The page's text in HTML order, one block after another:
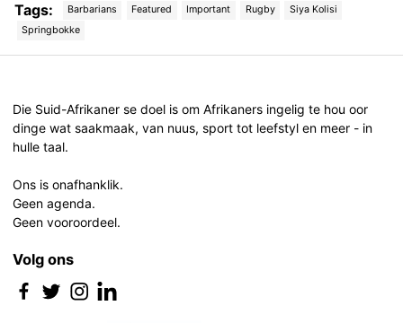
Tags: Barbarians Featured Important Rugby
Siya Kolisi
Springbokke
Die Suid-Afrikaner se doel is om Afrikaners ingelig te hou oor
dinge wat saakmaak, van nuus, sport tot leefstyl en meer - in
hulle taal.
Ons is onafhanklik.
Geen agenda.
Geen vooroordeel.
Volg ons